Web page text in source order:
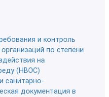
и контроль
по степени
на
(НВОС)
санитарно-
документация в